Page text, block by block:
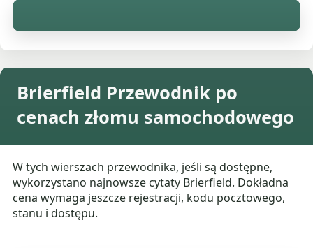
Brierfield Przewodnik po
cenach złomu samochodowego
W tych wierszach przewodnika, jeśli są dostępne,
wykorzystano najnowsze cytaty Brierfield. Dokładna
cena wymaga jeszcze rejestracji, kodu pocztowego,
stanu i dostępu.